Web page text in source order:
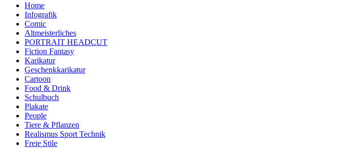
Home
Infografik
Comic
Altmeisterliches
PORTRAIT HEADCUT
Fiction Fantasy
Karikatur
Geschenkkarikatur
Cartoon
Food & Drink
Schulbuch
Plakate
People
Tiere & Pflanzen
Realismus Sport Technik
Freie Stile